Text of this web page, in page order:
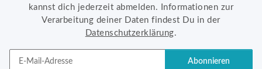
kannst dich jederzeit abmelden. Informationen zur
Verarbeitung deiner Daten findest Du in der
Datenschutzerklärung.
Abonnieren